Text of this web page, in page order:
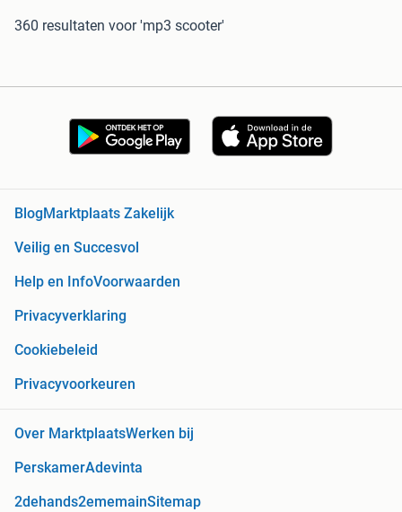
360 resultaten voor 'mp3 scooter'
Blog Marktplaats Zakelijk
Veilig en Succesvol
Help en InfoVoorwaarden
Privacyverklaring
Cookiebeleid
Privacyvoorkeuren
Over MarktplaatsWerken bij
PerskamerAdevinta
2dehands2ememainSitemap